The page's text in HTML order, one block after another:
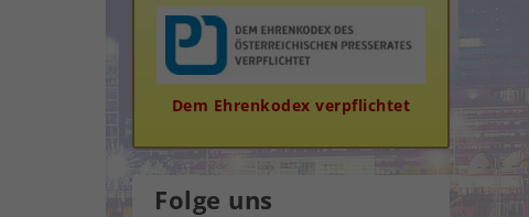
Dem Ehrenkodex verpflichtet
Folge uns